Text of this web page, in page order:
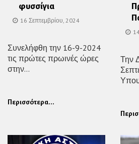
φυσσίγια
16 Σεπτεμβρίου, 2024
Συνελήφθη την 16-9-2024
τις πρώτες πρωινές ώρες
στην...
Περισσότερα...
Την